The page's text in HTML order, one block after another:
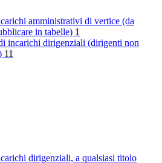
amministrativi di vertice (da
in tabelle) 1
incarichi dirigenziali (dirigenti non
11
dirigenziali, a qualsiasi titolo